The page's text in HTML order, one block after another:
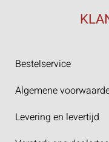
Bestelservice
Algemene
Levering en levertijd